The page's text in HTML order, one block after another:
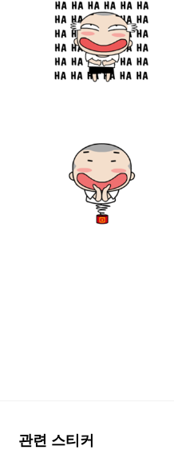
관련 스티커